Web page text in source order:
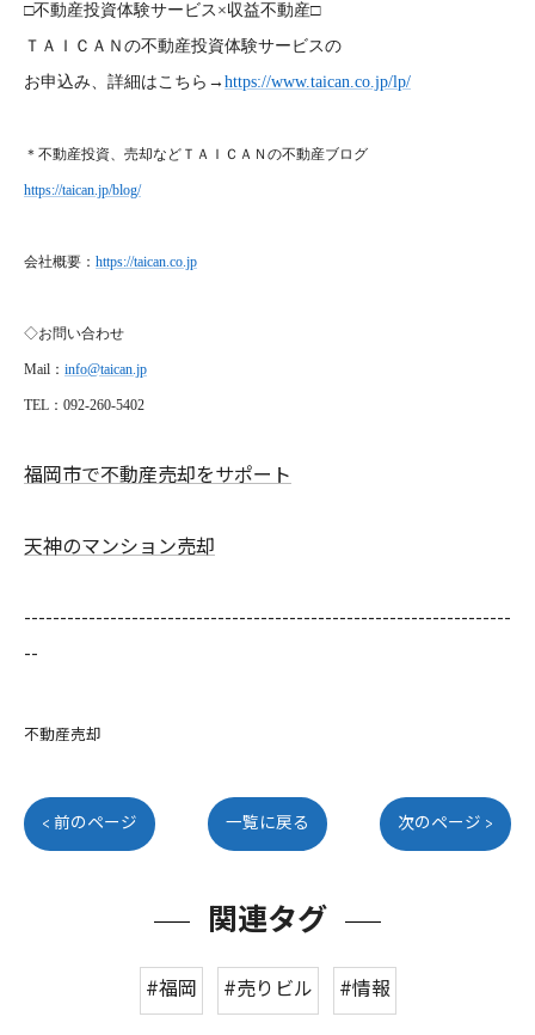
□不動産投資体験サービス×収益不動産□
ＴＡＩＣＡＮの不動産投資体験サービスの
お申込み、詳細はこちら→ https://www.taican.co.jp/lp/
＊不動産投資、売却などＴＡＩＣＡＮの不動産ブログ
https://taican.jp/blog/
会社概要： https://taican.co.jp
◇お問い合わせ
Mail ： info@taican.jp
TEL ：092-260-5402
福岡市で不動産売却をサポート
天神のマンション売却
--------------------------------------------------------------------
--
不動産売却
< 前のページ 一覧に戻る 次のページ >
関連タグ
#福岡 #売りビル #情報